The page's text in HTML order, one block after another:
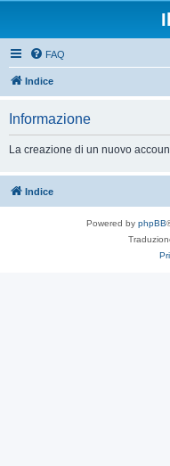
FAQ
Indice
Informazione
La creazione di un nuovo
Indice
Powered by phpBB